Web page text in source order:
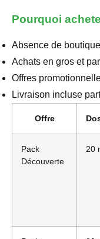
Pourquoi
Absence de
Achats en gros et
Offres
Livraison incluse
Offre
Pack
Découverte
20